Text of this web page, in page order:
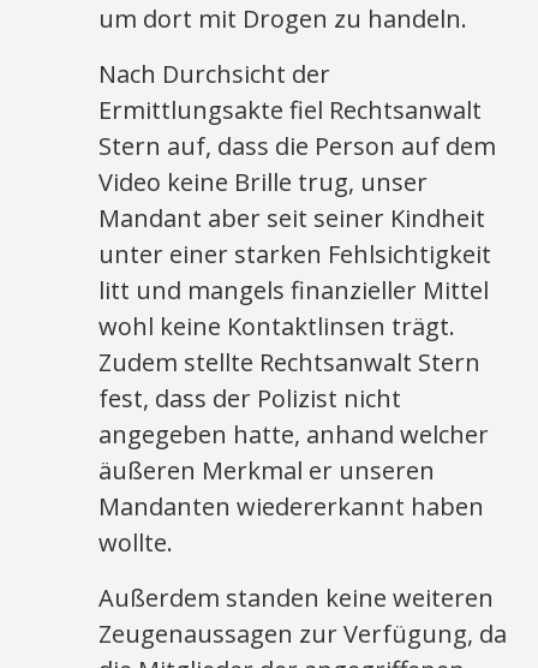
um dort mit Drogen zu handeln.
Nach Durchsicht der
Ermittlungsakte fiel Rechtsanwalt
Stern auf, dass die Person auf dem
Video keine Brille trug, unser
Mandant aber seit seiner Kindheit
unter einer starken Fehlsichtigkeit
litt und mangels finanzieller Mittel
wohl keine Kontaktlinsen trägt.
Zudem stellte Rechtsanwalt Stern
fest, dass der Polizist nicht
angegeben hatte, anhand welcher
äußeren Merkmal er unseren
Mandanten wiedererkannt haben
wollte.
Außerdem standen keine weiteren
Zeugenaussagen zur Verfügung, da